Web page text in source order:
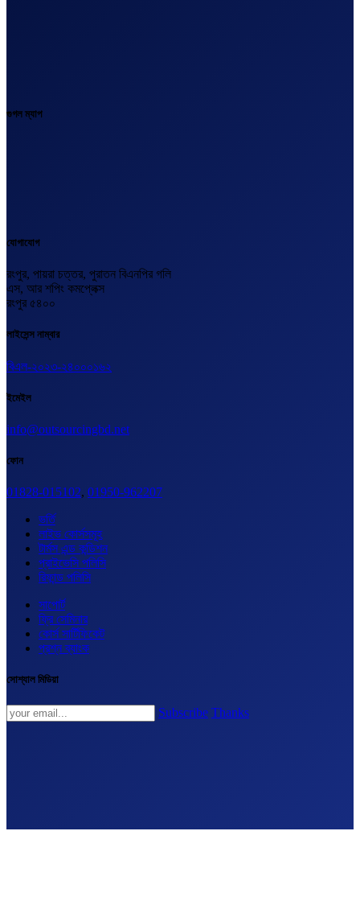
গুগল ম্যাপ
যোগাযোগ
রংপুর, পায়রা চত্তর, পুরাতন বিএনপির গলি
এস, আর শপিং কমপ্লেক্স
রংপুর ৫৪০০
লাইসেন্স নাম্বার
বিএল-২০২৩-২৪০০০১৬২
ইমেইল
info@outsourcingbd.net
ফোন
01828-015102, 01950-962207
ভর্তি
লাইভ কোর্সসমূহ
টার্মস এন্ড কন্ডিশন
প্রাইভেসি পলিসি
রিফান্ড পলিসি
সাপোর্ট
ফ্রি সেমিনার
কোর্স সার্টিফিকেট
প্রশ্ন ব্যাংক
সোশ্যাল মিডিয়া
Subscribe Thanks